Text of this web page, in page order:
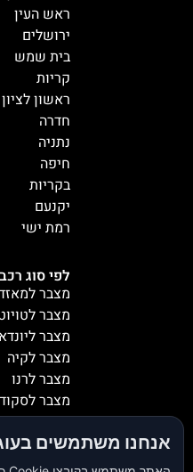
לפי סוג רכב
מצבר
מצבר
מצבר
מצבר לקיה
מצבר לרנו
מצבר
מצבר
מצבר
מצבר
ראש העין
ירושלים
בית שמש
קריות
ראשון לציון
חדרה
נתניה
חיפה
בקריות
יקנעם
רמת ישי
אנחנו משתמשים